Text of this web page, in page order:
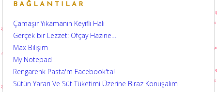
BAĞLANTILAR
Çamaşır Yıkamanın Keyifli Hali
Gerçek bir Lezzet: Ofçay Hazine…
Max Bilişim
My Notepad
Rengarenk Pasta'm Facebook'ta!
Sütün Yararı Ve Süt Tüketimi Üzerine Biraz Konuşalım